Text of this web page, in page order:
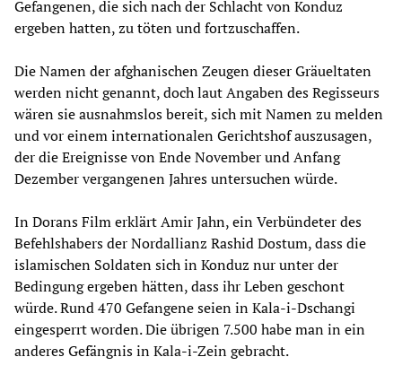
Gefangenen, die sich nach der Schlacht von Konduz
ergeben hatten, zu töten und fortzuschaffen.
Die Namen der afghanischen Zeugen dieser Gräueltaten
werden nicht genannt, doch laut Angaben des Regisseurs
wären sie ausnahmslos bereit, sich mit Namen zu melden
und vor einem internationalen Gerichtshof auszusagen,
der die Ereignisse von Ende November und Anfang
Dezember vergangenen Jahres untersuchen würde.
In Dorans Film erklärt Amir Jahn, ein Verbündeter des
Befehlshabers der Nordallianz Rashid Dostum, dass die
islamischen Soldaten sich in Konduz nur unter der
Bedingung ergeben hätten, dass ihr Leben geschont
würde. Rund 470 Gefangene seien in Kala-i-Dschangi
eingesperrt worden. Die übrigen 7.500 habe man in ein
anderes Gefängnis in Kala-i-Zein gebracht.